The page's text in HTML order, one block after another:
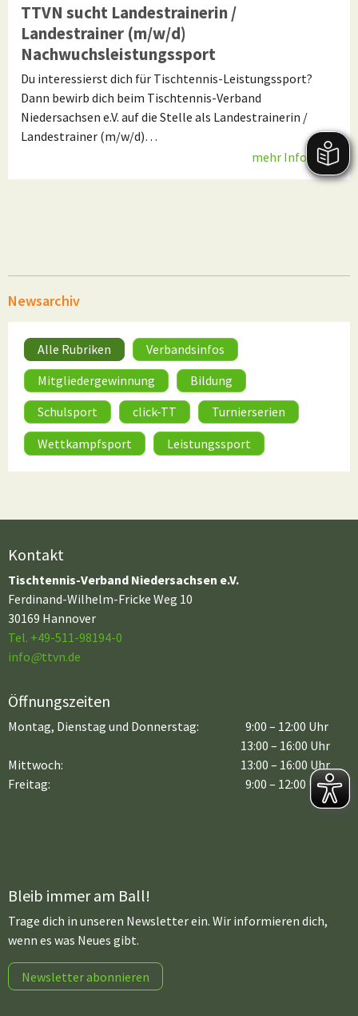
TTVN sucht Landestrainerin /
Landestrainer (m/w/d)
Nachwuchsleistungssport
Du interessierst dich für Tischtennis-Leistungssport?
Dann bewirb dich beim Tischtennis-Verband
Niedersachsen e.V. auf die Stelle als Landestrainerin /
Landestrainer (m/w/d)…
mehr Infos
Newsarchiv
Alle Rubriken
Verbandsinfos
Mitgliedergewinnung
Bildung
Schulsport
click-TT
Turnierserien
Wettkampfsport
Leistungssport
Kontakt
Tischtennis-Verband Niedersachsen e.V.
Ferdinand-Wilhelm-Fricke Weg 10
30169 Hannover
Tel. +49-511-98194-0
info@ttvn.de
Öffnungszeiten
Montag, Dienstag und Donnerstag:
9:00 – 12:00 Uhr
13:00 – 16:00 Uhr
Mittwoch:
Freitag:
13:00 – 16:00 Uhr
9:00 – 12:00 Uhr
Bleib immer am Ball!
Trage dich in unseren Newsletter ein. Wir informieren dich,
wenn es was Neues gibt.
Newsletter abonnieren